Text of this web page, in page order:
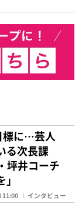
標に…芸人
る次長課
坪井コーチ
11:00 インタビュー